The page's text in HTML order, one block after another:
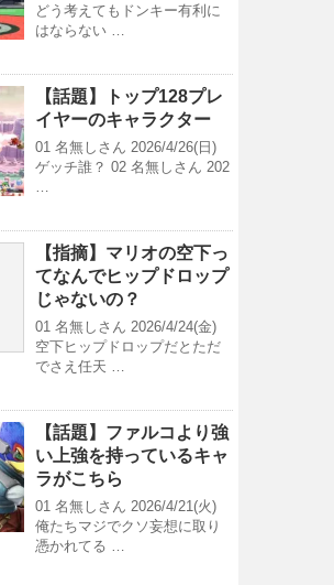
どう考えてもドンキー有利に
はならない …
【話題】トップ128プレ
イヤーのキャラクター
01 名無しさん 2026/4/26(日)
ゲッチ誰？ 02 名無しさん 202
…
【指摘】マリオの空下っ
てなんでヒップドロップ
じゃないの？
01 名無しさん 2026/4/24(金)
空下ヒップドロップだとただ
でさえ任天 …
【話題】ファルコより強
い上強を持っているキャ
ラがこちら
01 名無しさん 2026/4/21(火)
俺たちマジでクソ妄想に取り
憑かれてる …